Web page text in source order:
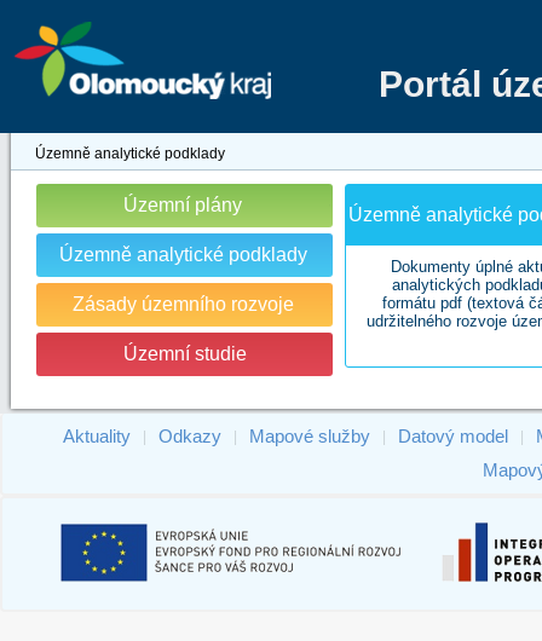
Portál
Územně analytické podklady
Územní plány
Územně analytické podklady
Zásady územního rozvoje
Územní studie
Územně analytické
Dokumenty úplné
analytických
formátu pdf (textová
udržitelného rozvoje
Aktuality Odkazy Mapové služby Datový model